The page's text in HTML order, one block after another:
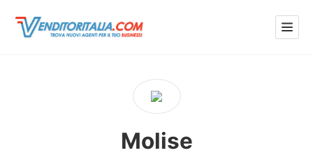
Molise